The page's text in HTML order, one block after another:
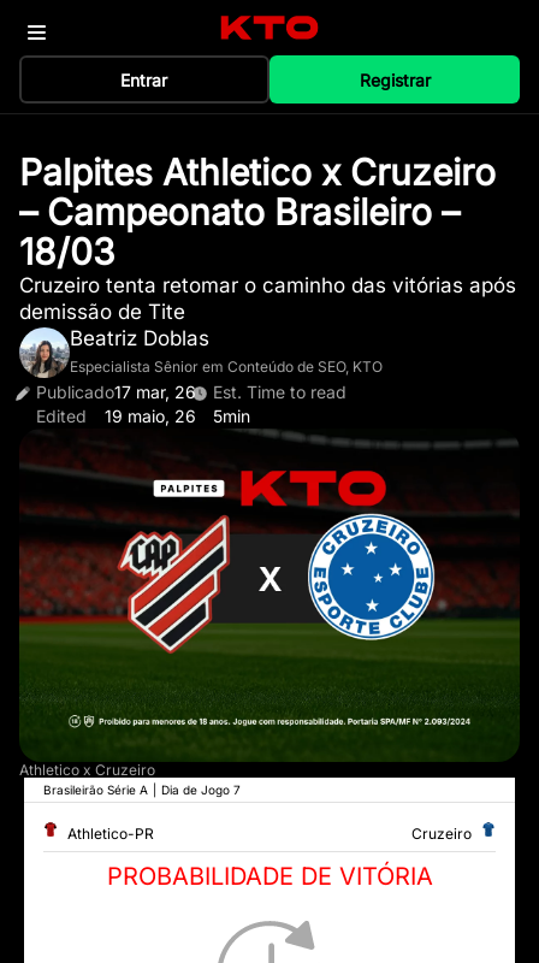
Entrar Registrar
Palpites Athletico x Cruzeiro
– Campeonato Brasileiro –
18/03
Cruzeiro tenta retomar o caminho das vitórias após
demissão de Tite
Beatriz Doblas
Especialista Sênior em Conteúdo de SEO, KTO
Publicado17 mar, 26
Edited
19 maio, 26
Est. Time to read
5min
Athletico x Cruzeiro
Brasileirão Série A Dia de Jogo 7
Athletico-PR Cruzeiro
PROBABILIDADE DE VITÓRIA